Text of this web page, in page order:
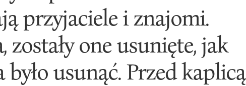
przyjaciele i znajomi.
one usunięte, jak
usunąć. Przed kaplicą